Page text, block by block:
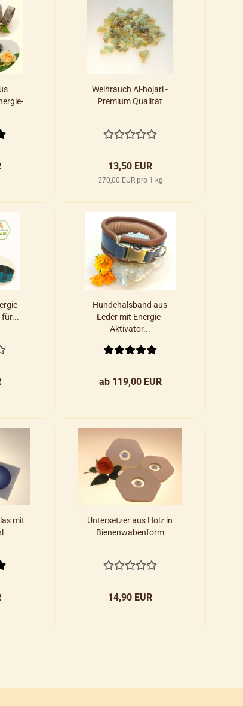
Weihrauch Al-hojari -
Premium Qualität
13,50 EUR
270,00 EUR pro 1 kg
für...
Hundehalsband aus
Leder mit Energie-
Aktivator...
ab 119,00 EUR
mit
Untersetzer aus Holz in
Bienenwabenform
14,90 EUR